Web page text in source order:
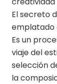
El secreto
emplatado
Es un
viaje del
selección
la